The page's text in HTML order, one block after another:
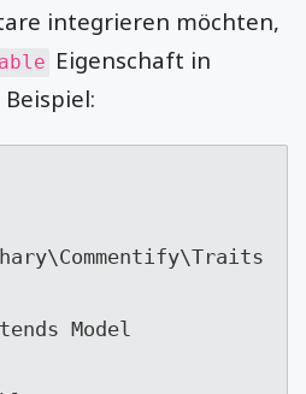
integrieren möchten,
Eigenschaft in
Model